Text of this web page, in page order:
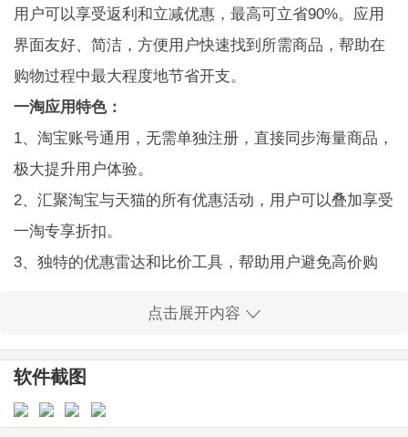
用户可以享受返利和立减优惠，最高可立省90%。应用
界面友好、简洁，方便用户快速找到所需商品，帮助在
购物过程中最大程度地节省开支。
一淘应用特色：
1、淘宝账号通用，无需单独注册，直接同步海量商品，
极大提升用户体验。
2、汇聚淘宝与天猫的所有优惠活动，用户可以叠加享受
一淘专享折扣。
3、独特的优惠雷达和比价工具，帮助用户避免高价购
4、每日提供官方补贴的精选商品，让用户省更多，提升
购物性价比。
5、用户通过签到和完成任务获得能量，可兑换大额红
包，实现省钱还赚钱的目标。
点击展开内容
软件截图